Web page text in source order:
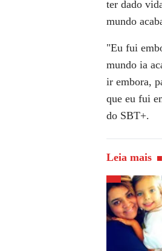
ter dado
mundo
"Eu fui
mundo ia
ir embora,
que eu fui
do SBT+.
Leia mais